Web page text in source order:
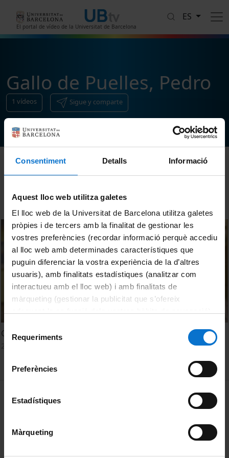
Consentiment Detalls Informació
Aquest lloc web utilitza galetes
El lloc web de la Universitat de Barcelona utilitza galetes
pròpies i de tercers amb la finalitat de gestionar les
vostres preferències (recordar informació perquè accediu
al lloc web amb determinades característiques que
puguin diferenciar la vostra experiència de la d’altres
usuaris), amb finalitats estadístiques (analitzar com
interactueu amb el lloc web) i amb finalitats de
màrqueting (gestionar la publicitat que s’ofereix
consultar laPolítica de galetes del lloc web de la
de Requeriments
Preferències
Estadístiques
Màrqueting
El portal de vídeo de la Universitat de Barcelona
ES
Gallo de Puelles, Pedro
1 vídeos Sigue y comparte
Ordenar
Quin paper té l'evidència científica en la política?
MENÚ PEU 1
Política de Cookies
Privacidad y términos